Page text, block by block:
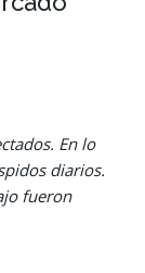
En lo
diarios.
fueron